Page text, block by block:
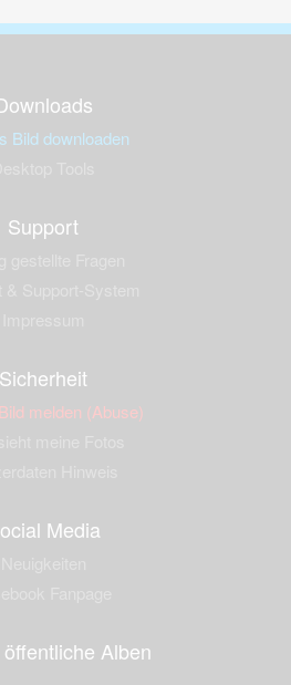
Bild downloaden
Support
Sicherheit
melden (Abuse)
Media
Alben